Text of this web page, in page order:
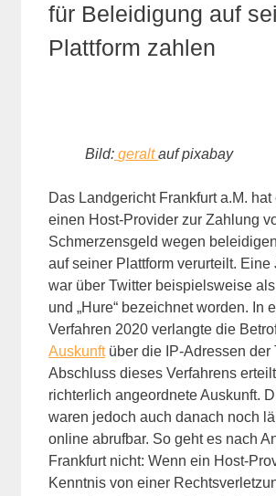
für Beleidigung auf
Plattform zahlen
Bild: geralt auf pixabay
Das Landgericht Frankfurt a.M. hat
einen Host-Provider zur Zahlung
Schmerzensgeld wegen
auf seiner Plattform verurteilt. Eine
war über Twitter beispielsweise als
und „Hure“ bezeichnet worden. In
Verfahren 2020 verlangte die
Auskunftüber die IP-Adressen der
Abschluss dieses Verfahrens
richterlich angeordnete Auskunft.
waren jedoch auch danach noch
online abrufbar. So geht es nach
Frankfurt nicht: Wenn ein Host-
Kenntnis von einer